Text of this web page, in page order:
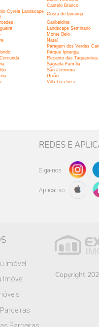
Castelo Branco
Cyrela Landscape
Costa do Ipiranga
Garibaldina
Landscape Seminario
Monte Belo
Natal
Paragem dos Verdes
Parque Ipiranga
Recanto das Taquareiras
Sagrada Família
São Jeronimo
União
Villa Lucchesi
REDES E
Siga-nos
Aplicativo
Imóvel
Imóvel
Copyright